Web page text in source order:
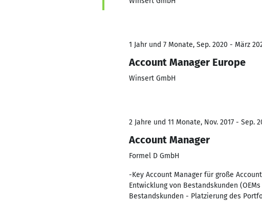
1 Jahr und 7 Monate, Sep. 2020 - März
Account Manager Europe
Winsert GmbH
2 Jahre und 11 Monate, Nov. 2017 - Sep.
Account Manager
Formel D GmbH
-Key Account Manager für große
Entwicklung von Bestandskunden
Bestandskunden - Platzierung des